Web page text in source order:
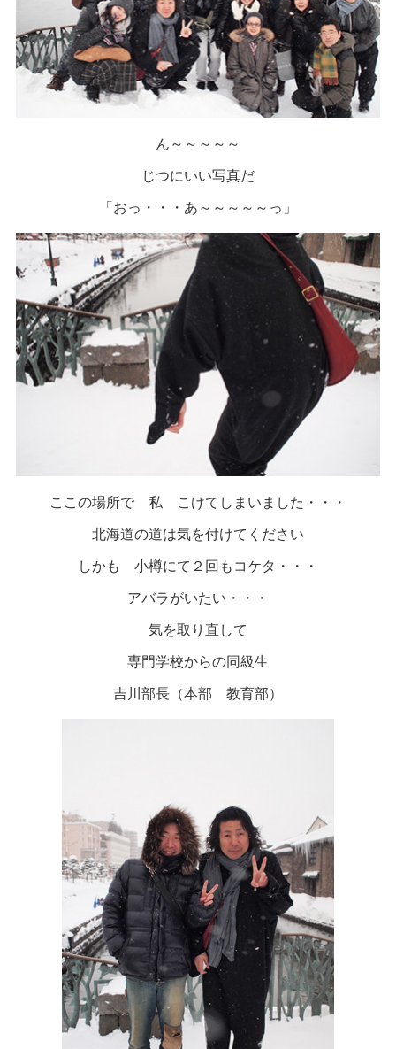
ん～～～～～
じつにいい写真だ
「おっ・・・あ～～～～～っ」
ここの場所で 私 こけてしまいました・・・
北海道の道は気を付けてください
しかも 小樽にて２回もコケタ・・・
アバラがいたい・・・
気を取り直して
専門学校からの同級生
吉川部長（本部 教育部）